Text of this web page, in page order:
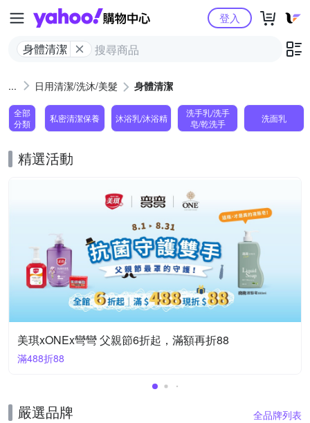
Yahoo購物中心
身體清潔
登入
日用清潔/洗沐/美髮 身體清潔
全部
分類
私密清潔保養 沐浴乳/沐浴精
洗手乳/洗手
皂/乾洗手
洗面乳
精選活動
美琪xONEx彎彎 父親節6折起，滿額再折88
滿488折88
嚴選品牌 全品牌列表